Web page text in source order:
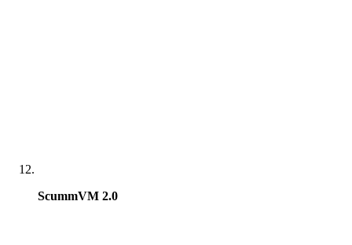
ScummVM 2.0